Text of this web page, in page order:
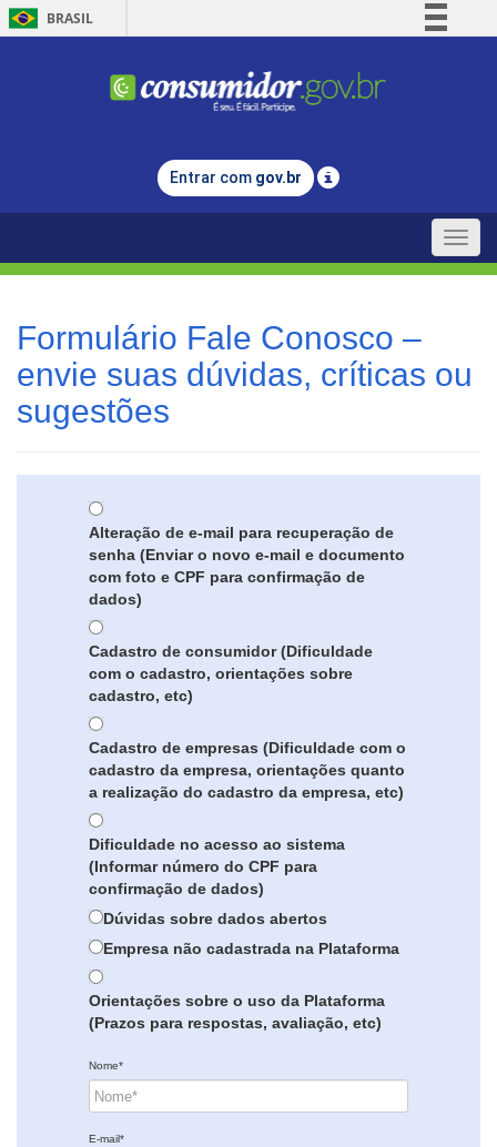
BRASIL
Comunica BR
Legislação
Entrar com gov.br
Toggle
Formulário Fale Conosco –
envie suas dúvidas, críticas ou
sugestões
Alteração de e-mail para recuperação de
senha (Enviar o novo e-mail e documento
com foto e CPF para confirmação de
dados)
Cadastro de consumidor (Dificuldade
com o cadastro, orientações sobre
cadastro, etc)
Cadastro de empresas (Dificuldade com o
cadastro da empresa, orientações quanto
a realização do cadastro da empresa, etc)
Dificuldade no acesso ao sistema
(Informar número do CPF para
confirmação de dados)
Dúvidas sobre dados abertos
Empresa não cadastrada na Plataforma
Orientações sobre o uso da Plataforma
(Prazos para respostas, avaliação, etc)
Nome*
E-mail*